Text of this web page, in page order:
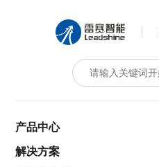
产品中心
解决方案